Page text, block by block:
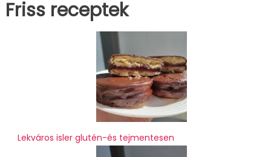
Friss receptek
Lekváros isler glutén-és tejmentesen